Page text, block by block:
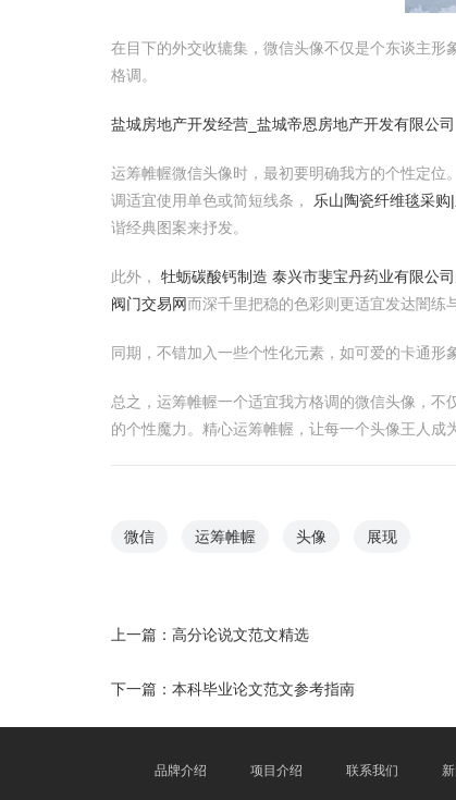
在目下的外交收辘集，微信头像不仅是个东谈主形
格调。
盐城房地产开发经营_盐城帝恩房地产开发有限公司
运筹帷幄微信头像时，最初要明确我方的个性定位
调适宜使用单色或简短线条，
乐山陶瓷纤维毯采
谐经典图案来抒发。
此外， 牡蛎碳酸钙制造 泰兴市斐宝丹药业有限公司
阀门交易网而深千里把稳的色彩则更适宜发达闇练
同期，不错加入一些个性化元素，如可爱的卡通形
总之，运筹帷幄一个适宜我方格调的微信头像，
的个性魔力。精心运筹帷幄，让每一个头像王人成
微信 运筹帷幄 头像 展现
上一篇： 高分论说文范文精选
下一篇： 本科毕业论文范文参考指南
品牌介绍 项目介绍 联系我们